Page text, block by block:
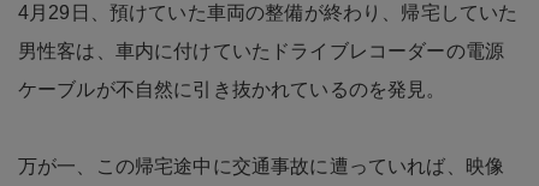
4月29日、預けていた車両の整備が終わり、帰宅していた
男性客は、車内に付けていたドライブレコーダーの電源
ケーブルが不自然に引き抜かれているのを発見。
万が一、この帰宅途中に交通事故に遭っていれば、映像